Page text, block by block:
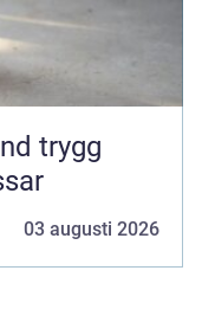
03 augusti 2026